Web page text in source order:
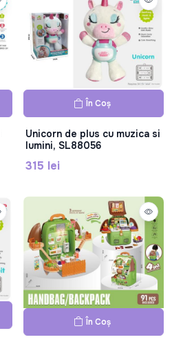
În Coș
Unicorn de plus cu muzica si
lumini, SL88056
315 lei
În Coș